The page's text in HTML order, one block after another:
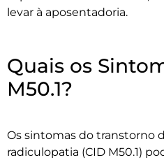
levar à aposentadoria.
Quais os
M50.1?
Os sintomas do transtorno
radiculopatia (CID M50.1)